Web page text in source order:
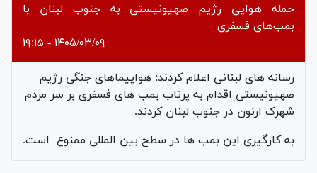
حمله هوایی رژیم صهیونیستی به جنوب لبنان با
بمب‌های فسفری
۱۴۰۵/۰۳/۰۹ - ۱۹:۱۵
رسانه های لبنانی اعلام کردند: هواپیماهای جنگی رژیم
صهیونیستی اقدام به پرتاب بمب های فسفری بر سر مردم
شهرک ارنون در جنوب لبنان کردند.
به کارگیری این بمب ها در سطح بین المللی ممنوع است.